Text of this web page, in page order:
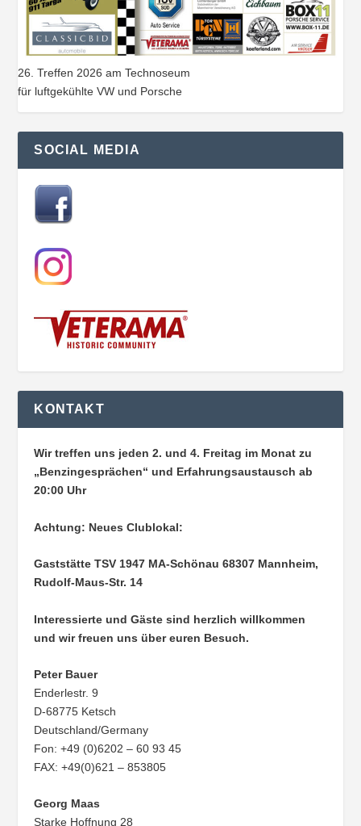
26. Treffen 2026 am Technoseum
für luftgekühlte VW und Porsche
SOCIAL MEDIA
KONTAKT
Wir treffen uns jeden 2. und 4. Freitag im Monat zu
„Benzingesprächen“ und Erfahrungsaustausch ab
20:00 Uhr
Achtung: Neues Clublokal:
Gaststätte TSV 1947 MA-Schönau68307 Mannheim,
Rudolf-Maus-Str. 14
Interessierte und Gäste sind herzlich willkommen
und wir freuen uns über euren Besuch.
Peter Bauer
Enderlestr. 9
D-68775 Ketsch
Deutschland/Germany
Fon: +49 (0)6202 – 60 93 45
FAX: +49(0)621 – 853805
Georg Maas
Starke Hoffnung 28